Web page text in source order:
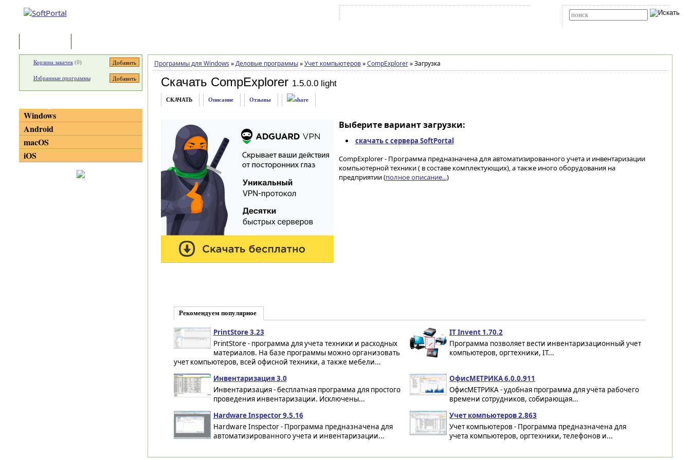
Программы для Windows » Деловые программы » Учет компьютеров » CompExplorer »Загрузка
Скачать CompExplorer 1.5.0.0 light
СКАЧАТЬ Описание Отзывы
Выберите вариант загрузки:
скачать с сервера SoftPortal
CompExplorer - Программа предназначена для автоматизированного учета и инвентаризации
компьютерной техники ( в составе комплектующих), а также иного оборудования на
предприятии (полное описание...)
Рекомендуем популярное
PrintStore 3.23
PrintStore - программа для учета техники и расходных
материалов. На базе программы можно организовать
учет компьютеров, всей офисной техники, а также мебели...
IT Invent 1.70.2
Программа позволяет вести инвентаризационный учет
компьютеров, оргтехники, IT...
Инвентаризация 3.0
Инвентаризация - бесплатная программа для простого
проведения инвентаризации. Исключены...
ОфисМЕТРИКА 6.0.0.911
ОфисМЕТРИКА - удобная программа для учёта рабочего
времени сотрудников, собирающая...
Hardware Inspector 9.5.16
Hardware Inspector - Программа предназначена для
автоматизированного учета и инвентаризации...
Учет компьютеров 2.863
Учет компьютеров - Программа предназначена для
учета компьютеров, оргтехники, телефонов и...
Корзина закачек(0)
Избранные программы
Windows
Android
macOS
iOS